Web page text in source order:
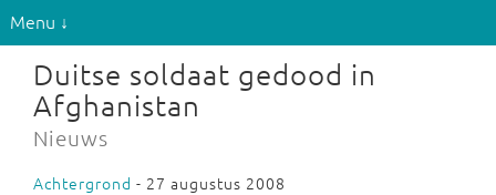
Menu ↓
Duitse soldaat gedood in
Afghanistan
Nieuws
Achtergrond - 27 augustus 2008